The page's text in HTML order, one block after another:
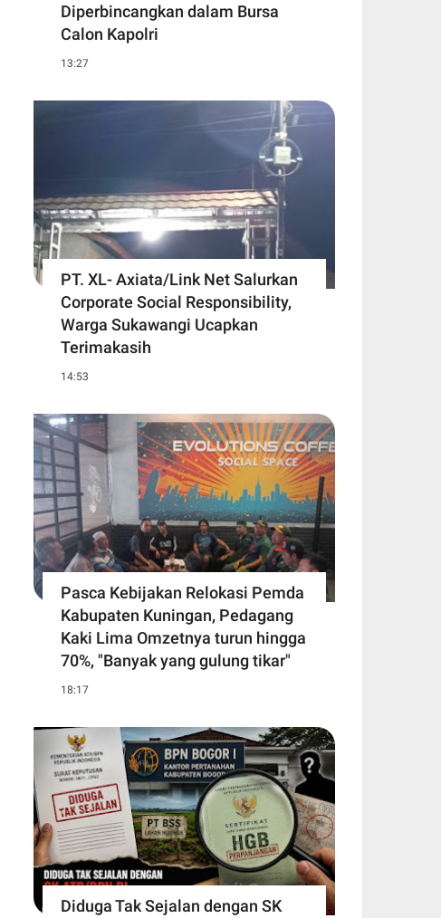
Diperbincangkan dalam Bursa
Calon Kapolri
13:27
PT. XL- Axiata/Link Net Salurkan
Corporate Social Responsibility,
Warga Sukawangi Ucapkan
Terimakasih
14:53
Pasca Kebijakan Relokasi Pemda
Kabupaten Kuningan, Pedagang
Kaki Lima Omzetnya turun hingga
70%, "Banyak yang gulung tikar"
18:17
Diduga Tak Sejalan dengan SK